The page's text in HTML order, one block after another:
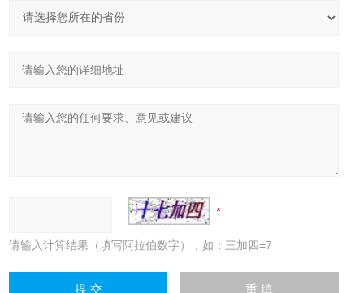
请输入计算结果（填写阿拉伯数字），如：三加四=7